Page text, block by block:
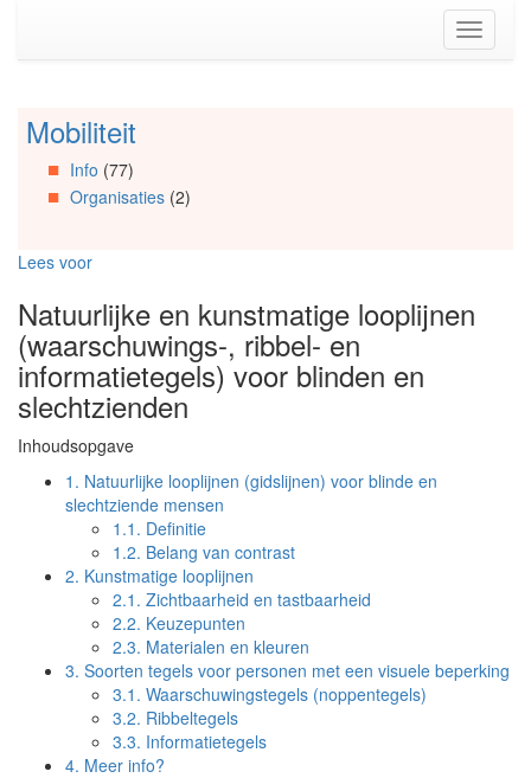
(Accesskey
Toggle
Spring
Artikels
Spring
Spring
Organisaties
Spring
naar
Social
media
Mobiliteit
Info (77)
Organisaties(2)
Lees voor
Natuurlijke en kunstmatige looplijnen
(waarschuwings-, ribbel- en
informatietegels) voor blinden en
slechtzienden
Inhoudsopgave
1. Natuurlijke looplijnen (gidslijnen) voor blinde en
slechtziende mensen
1.1. Definitie
1.2. Belang van contrast
2. Kunstmatige looplijnen
2.1. Zichtbaarheid en tastbaarheid
2.2. Keuzepunten
2.3. Materialen en kleuren
3. Soorten tegels voor personen met een visuele beperking
3.1. Waarschuwingstegels (noppentegels)
3.2. Ribbeltegels
3.3. Informatietegels
4. Meer info?